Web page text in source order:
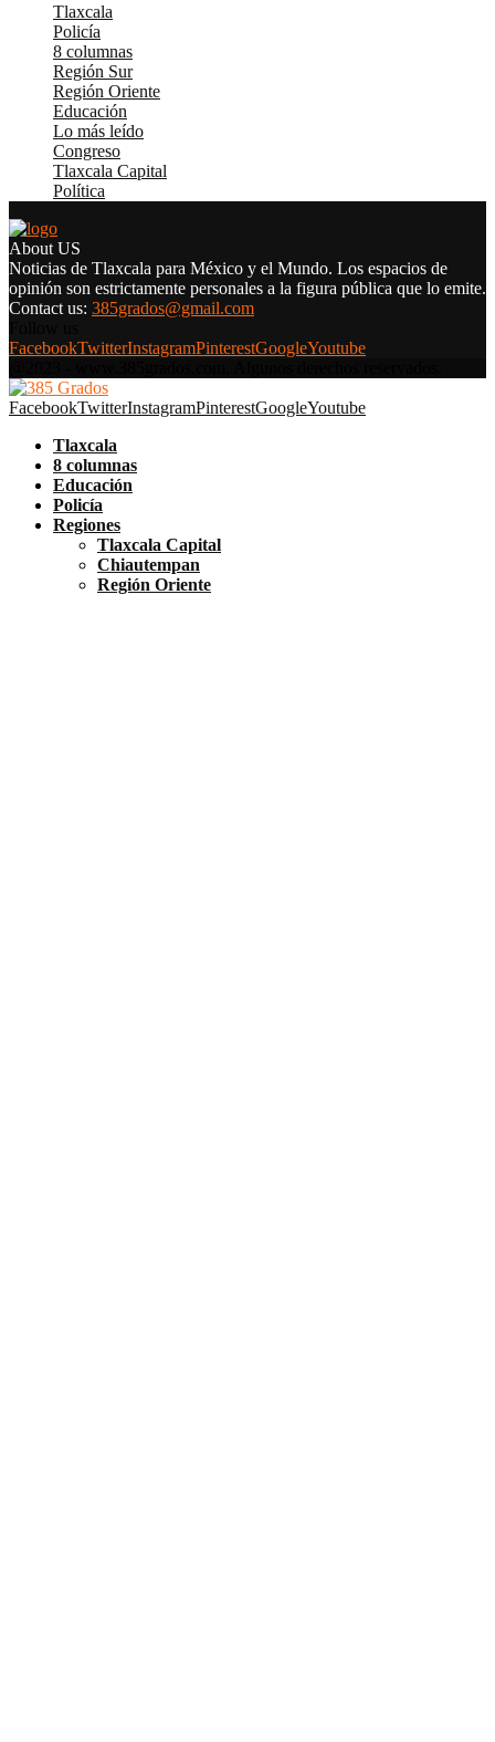
Tlaxcala
Policía
8 columnas
Región Sur(3.350)
Región Oriente
Educación
Lo más leído
Congreso
Tlaxcala Capital
Política
About US
Noticias de Tlaxcala para México y el Mundo. Los espacios de
opinión son estrictamente personales a la figura pública que lo emite.
Contact us: 385grados@gmail.com
FacebookTwitterInstagramPinterestGoogleYoutube
FacebookTwitterInstagramPinterestGoogleYoutube
Tlaxcala
8 columnas
Educación
Policía
Regiones
Tlaxcala Capital
Chiautempan
Región Oriente